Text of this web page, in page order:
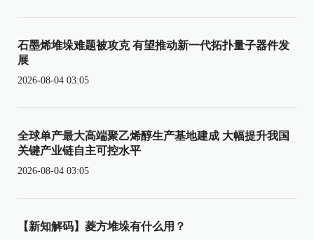
石墨烯堆垛难题被攻克 有望推动新一代拓扑量子器件发
展
2026-08-04 03:05
全球单产最大高端聚乙烯醇生产基地建成 大幅提升我国
关键产业链自主可控水平
2026-08-04 03:05
【新知解码】菱方堆垛有什么用？